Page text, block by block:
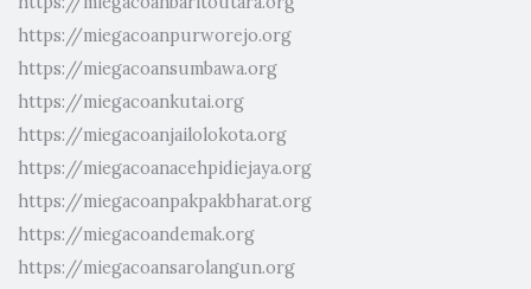
https://miegacoanpurworejo.org
https://miegacoansumbawa.org
https://miegacoankutai.org
https://miegacoanjailolokota.org
https://miegacoanacehpidiejaya.org
https://miegacoanpakpakbharat.org
https://miegacoandemak.org
https://miegacoansarolangun.org